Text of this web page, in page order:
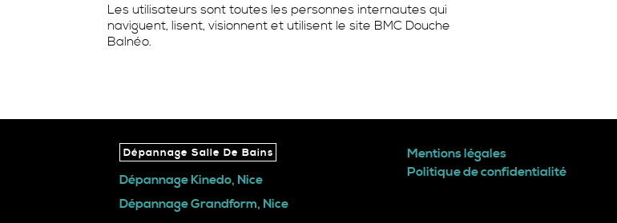
Les utilisateurs sont toutes les personnes internautes qui
naviguent, lisent, visionnent et utilisent le site BMC Douche
Balnéo.
Dépannage Salle De Bains
Dépannage Kinedo, Nice
Dépannage Grandform, Nice
Mentions légales
Politique de confidentialité